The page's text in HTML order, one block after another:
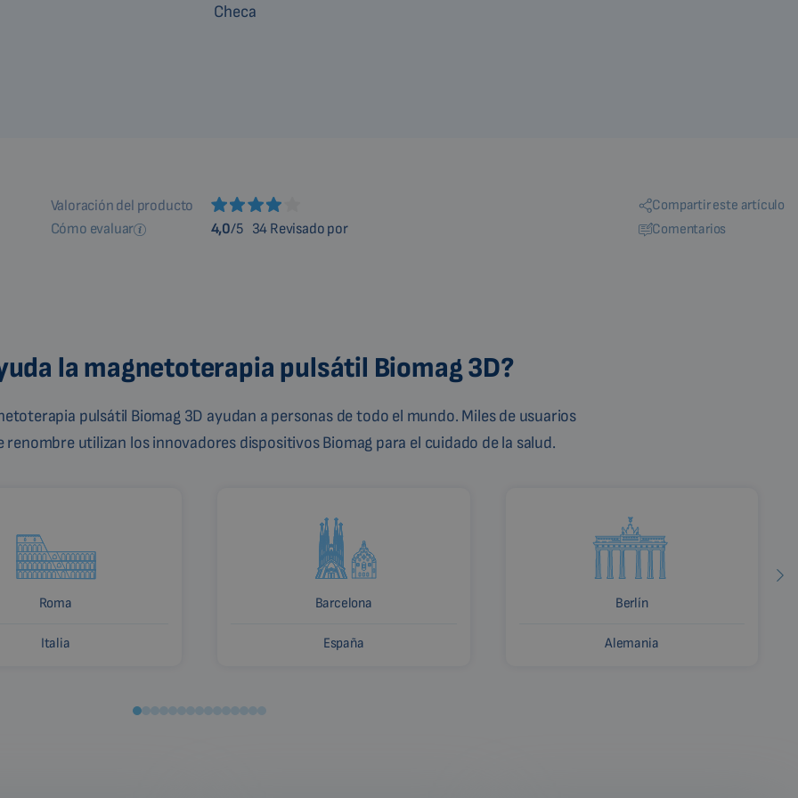
Valoración del producto
Cómo evaluar
4,0/5 34 Revisado por
Compartir este artículo
Comentarios
la magnetoterapia pulsátil Biomag 3D?
pulsátil Biomag 3D ayudan a personas de todo el mundo. Miles de usuarios
renombre utilizan los innovadores dispositivos Biomag para el cuidado de la salud.
Roma
Italia
Barcelona
España
Berlín
Alemania